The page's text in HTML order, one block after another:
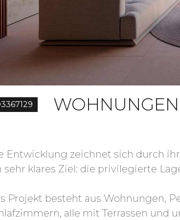
Entwicklung zeichnet sich durch
sehr klares Ziel: die privilegierte
Projekt besteht aus Wohnungen,
alle mit Terrassen und